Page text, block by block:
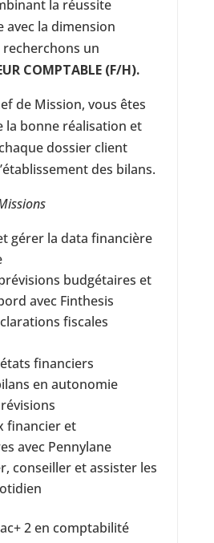
la réussite
avec la dimension
un
COMPTABLE (F/H).
de Mission, vous êtes
la bonne réalisation et
dossier client
des bilans.
gérer la data financière
budgétaires et
avec Finthesis
fiscales
financiers
en autonomie
financier et
avec Pennylane
conseiller et assister les
2 en comptabilité